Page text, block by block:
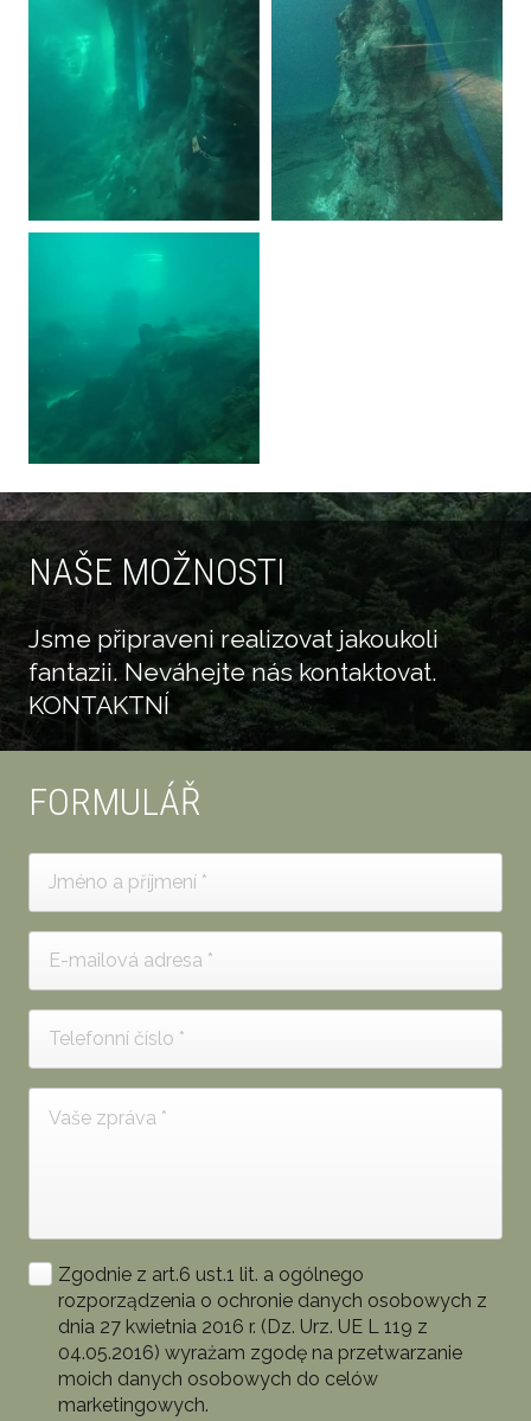
NAŠE MOŽNOSTI
Jsme připraveni realizovat jakoukoli
fantazii. Neváhejte nás kontaktovat.
KONTAKTNÍ
FORMULÁŘ
Zgodnie z art.6 ust.1 lit. a ogólnego
rozporządzenia o ochronie danych osobowych z
dnia 27 kwietnia 2016 r. (Dz. Urz. UE L 119 z
04.05.2016) wyrażam zgodę na przetwarzanie
moich danych osobowych do celów
marketingowych.